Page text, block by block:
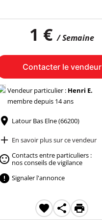
1 €/ Semaine
Contacter le vendeur
Vendeur particulier : Henri E.
membre depuis 14 ans
Latour Bas Elne (66200)
En savoir plus sur ce vendeur
Contacts entre particuliers :
nos conseils de vigilance
Signaler l'annonce
  